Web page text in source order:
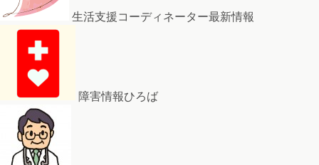
生活支援コーディネーター最新情報
障害情報ひろば